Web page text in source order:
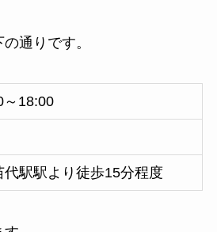
通りです。
～18:00
代駅駅より徒歩15分程度